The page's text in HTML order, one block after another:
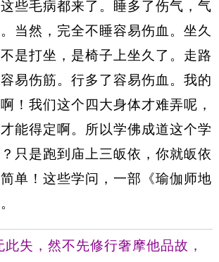
些毛病都来了。睡多了伤气，气
当然，完全不睡容易伤血。坐久
是打坐，是椅子上坐久了。走路
易伤筋。行多了容易伤血。我的
！我们这个四大身体才难弄呢，
能得定啊。所以学佛成道这个学
只是跑到庙上三皈依，你就皈依
单！这些学问，一部《瑜伽师地
此失，然不先修行奢摩他品故，